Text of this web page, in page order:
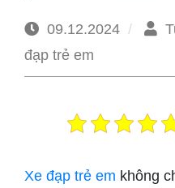
09.12.2024
đạp trẻ em
Xe đạp trẻ em không